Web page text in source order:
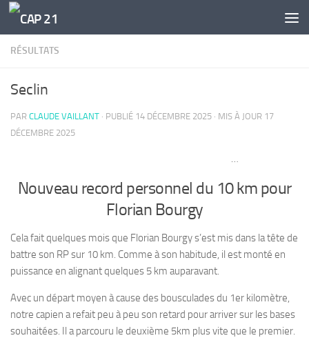
Skip to content
RÉSULTATS
Seclin
PAR CLAUDE VAILLANT · PUBLIÉ 14 DÉCEMBRE 2025 · MIS À JOUR 17
DÉCEMBRE 2025
…
Nouveau record personnel du 10 km pour
Florian Bourgy
Cela fait quelques mois que Florian Bourgy s’est mis dans la tête de
battre son RP sur 10 km. Comme à son habitude, il est monté en
puissance en alignant quelques 5 km auparavant.
Avec un départ moyen à cause des bousculades du 1er kilomètre,
notre capien a refait peu à peu son retard pour arriver sur les bases
souhaitées. Il a parcouru le deuxième 5km plus vite que le premier.